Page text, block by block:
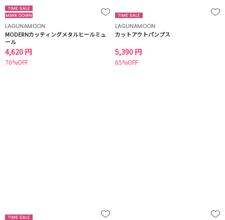
LAGUNAMOON
MODERNカッティングメタルヒールミュ
ール
4,620 円
70%OFF
LAGUNAMOON
カットアウトパンプス
5,390 円
65%OFF